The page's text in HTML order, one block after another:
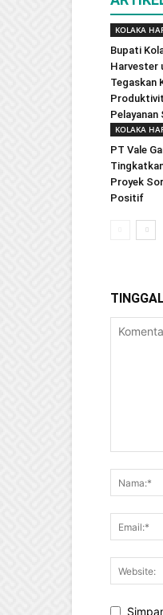
KOLAKA
Bupati
Harvester
Tegaskan
Pelayanan
KOLAKA
PT Vale
Proyek
Positif